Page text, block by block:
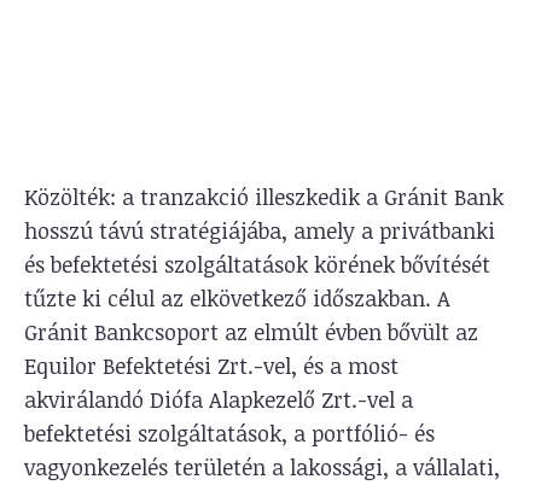
Közölték: a tranzakció illeszkedik a Gránit Bank
hosszú távú stratégiájába, amely a privátbanki
és befektetési szolgáltatások körének bővítését
tűzte ki célul az elkövetkező időszakban. A
Gránit Bankcsoport az elmúlt évben bővült az
Equilor Befektetési Zrt.-vel, és a most
akvirálandó Diófa Alapkezelő Zrt.-vel a
befektetési szolgáltatások, a portfólió- és
vagyonkezelés területén a lakossági, a vállalati,